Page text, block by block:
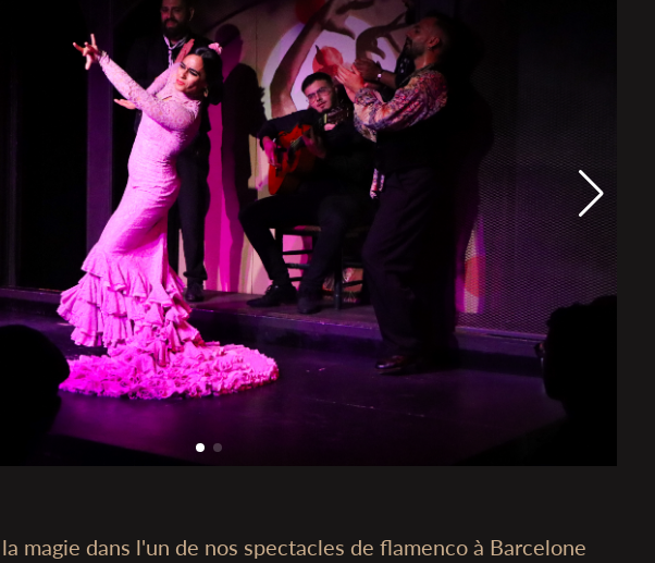
magie dans l'un de nos spectacles de flamenco à Barcelone